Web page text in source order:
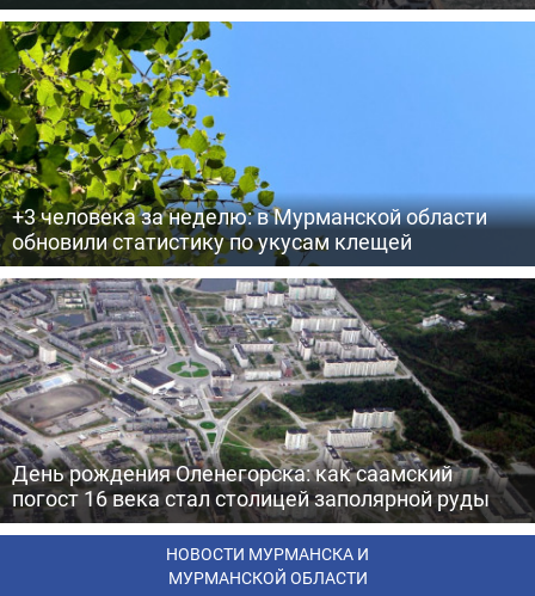
+3 человека за неделю: в Мурманской области
обновили статистику по укусам клещей
День рождения Оленегорска: как саамский
погост 16 века стал столицей заполярной руды
НОВОСТИ МУРМАНСКА И
МУРМАНСКОЙ ОБЛАСТИ